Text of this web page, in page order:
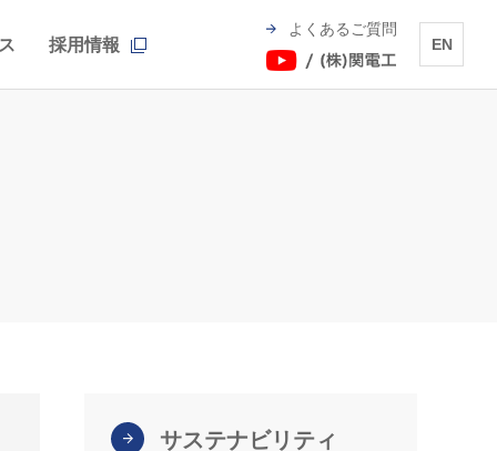
採用情報
よくあるご質問
EN
サステナビリティ